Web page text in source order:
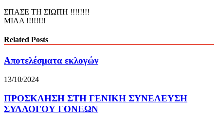
ΣΠΑΣΕ ΤΗ ΣΙΩΠΗ !!!!!!!!
ΜΙΛΑ !!!!!!!!
Related Posts
Αποτελέσματα εκλογών
13/10/2024
ΠΡΟΣΚΛΗΣΗ ΣΤΗ ΓΕΝΙΚΗ ΣΥΝΕΛΕΥΣΗ
ΣΥΛΛΟΓΟΥ ΓΟΝΕΩΝ